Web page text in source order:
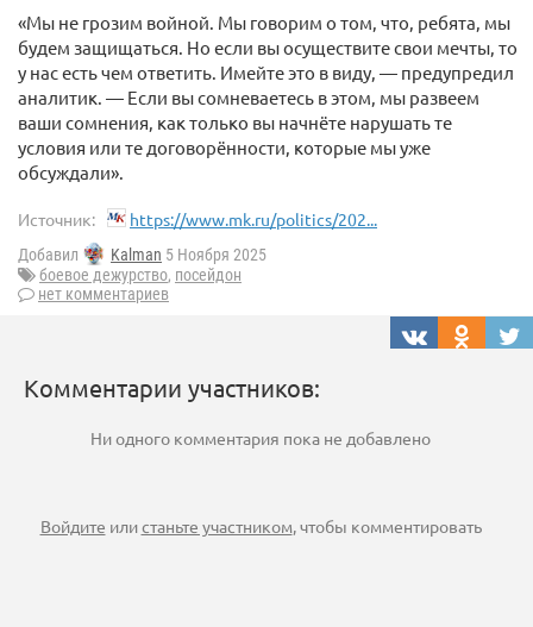
«Мы не грозим войной. Мы говорим о том, что, ребята, мы
будем защищаться. Но если вы осуществите свои мечты, то
у нас есть чем ответить. Имейте это в виду, — предупредил
аналитик. — Если вы сомневаетесь в этом, мы развеем
ваши сомнения, как только вы начнёте нарушать те
условия или те договорённости, которые мы уже
обсуждали».
Источник: https://www.mk.ru/politics/202...
Добавил Kalman 5 Ноября 2025
боевое дежурство, посейдон
нет комментариев
Комментарии участников:
Ни одного комментария пока не добавлено
Войдите илистаньте участником, чтобы комментировать